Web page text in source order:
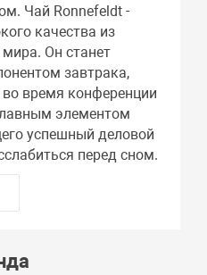
Чай Ronnefeldt -
качества из
Он станет
завтрака,
время конференции
элементом
успешный деловой
перед сном.